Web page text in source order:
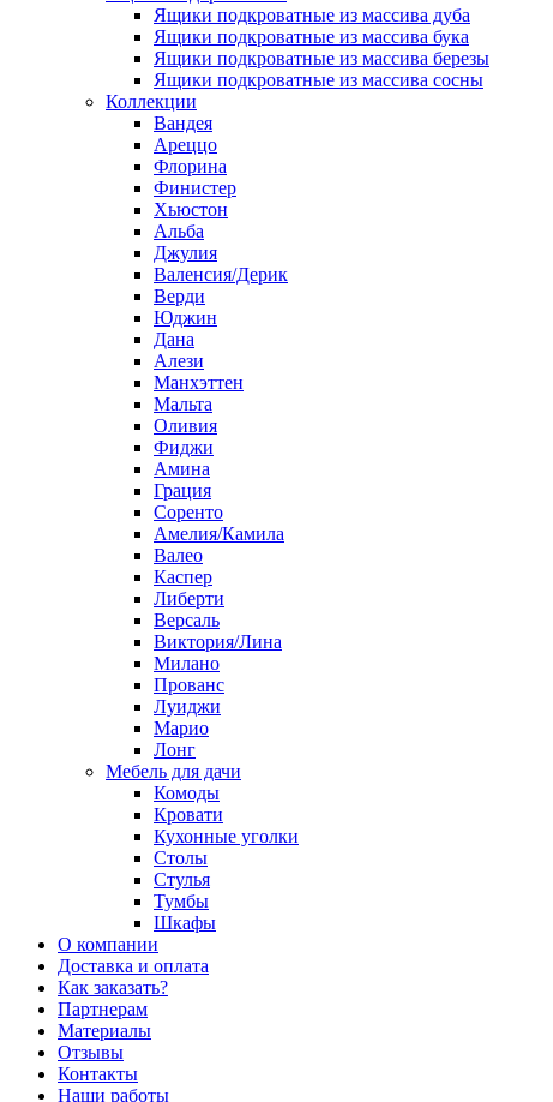
Ящики подкроватные из массива дуба
Ящики подкроватные из массива бука
Ящики подкроватные из массива березы
Ящики подкроватные из массива сосны
Коллекции
Вандея
Ареццо
Флорина
Финистер
Хьюстон
Альба
Джулия
Валенсия/Дерик
Верди
Юджин
Дана
Алези
Манхэттен
Мальта
Оливия
Фиджи
Амина
Грация
Соренто
Амелия/Камила
Валео
Каспер
Либерти
Версаль
Виктория/Лина
Милано
Прованс
Луиджи
Марио
Лонг
Мебель для дачи
Комоды
Кровати
Кухонные уголки
Столы
Стулья
Тумбы
Шкафы
О компании
Доставка и оплата
Как заказать?
Партнерам
Материалы
Отзывы
Контакты
Наши работы